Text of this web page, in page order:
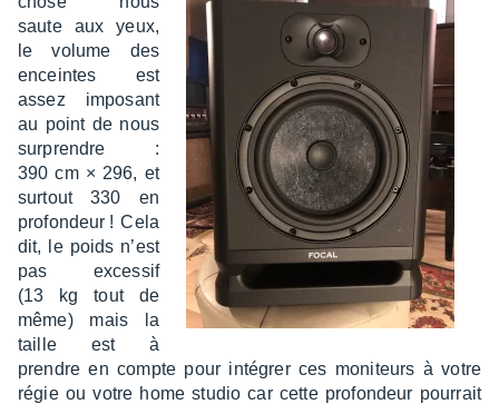
saute aux yeux,
le volume des
enceintes est
assez impo­sant
au point de nous
surprendre :
390 cm × 296, et
surtout 330 en
profon­deur ! Cela
dit, le poids n’est
pas exces­sif
(13 kg tout de
même) mais la
taille est à
prendre en compte pour inté­grer ces moni­teurs à votre
régie ou votre home studio car cette profon­deur pour­rait